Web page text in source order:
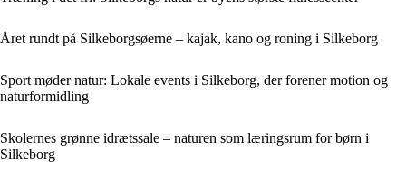
Året rundt på Silkeborgsøerne – kajak, kano og roning i Silkeborg
Sport møder natur: Lokale events i Silkeborg, der forener motion og
naturformidling
Skolernes grønne idrætssale – naturen som læringsrum for børn i
Silkeborg